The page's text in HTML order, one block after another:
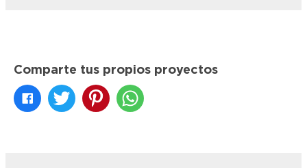
Comparte tus propios proyectos